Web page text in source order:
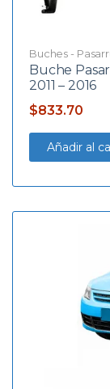
Buches -
Buche
2011 – 2016
$833.70
Añadir al